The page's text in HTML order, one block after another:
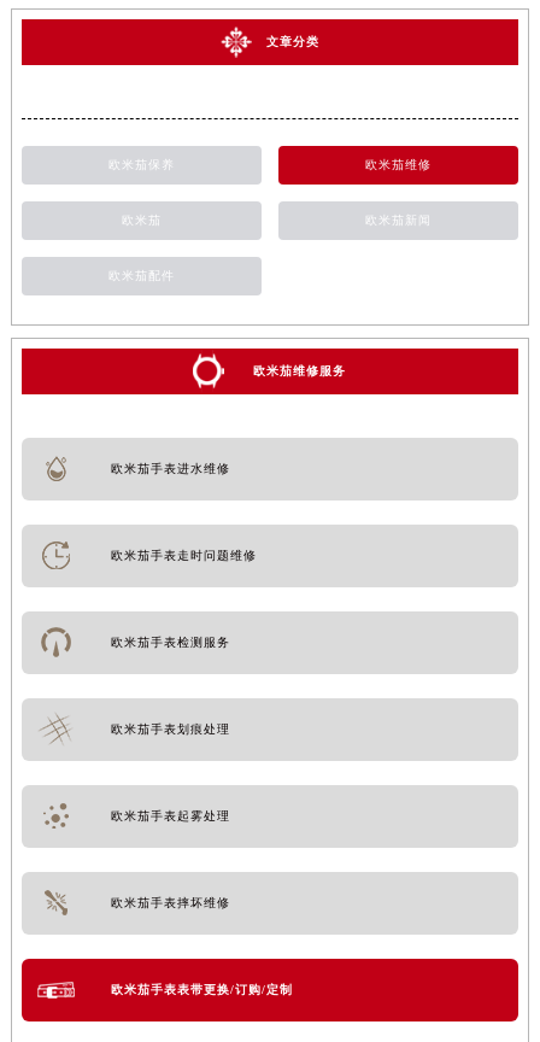
文章分类
欧米茄保养 欧米茄维修
欧米茄 欧米茄新闻
欧米茄配件
欧米茄维修服务
欧米茄手表进水维修
欧米茄手表走时问题维修
欧米茄手表检测服务
欧米茄手表划痕处理
欧米茄手表起雾处理
欧米茄手表摔坏维修
欧米茄手表表带更换/订购/定制